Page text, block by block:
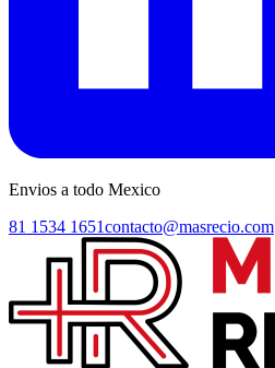
Envios a todo Mexico
81 1534 1651contacto@masrecio.com